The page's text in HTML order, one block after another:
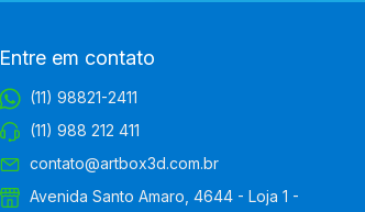
Entre em contato
(11) 98821-2411
(11) 988 212 411
contato@artbox3d.com.br
Avenida Santo Amaro, 4644 - Loja 1 -